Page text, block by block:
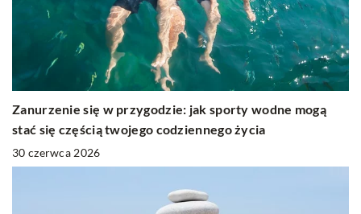
Zanurzenie się w przygodzie: jak sporty wodne mogą
stać się częścią twojego codziennego życia
30 czerwca 2026